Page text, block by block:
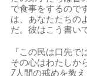
で食事をするので
は、あなたたちの
だ。彼はこう書い
『この民は口先で
その心はわたしか
7人間の戒めを教え